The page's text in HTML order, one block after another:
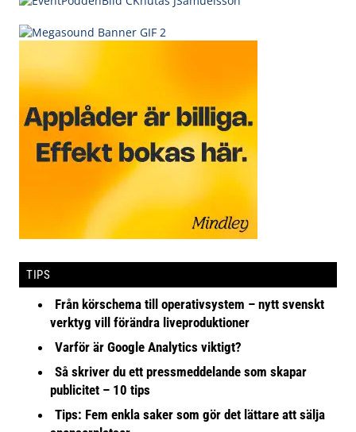
TIPS
Från körschema till operativsystem – nytt svenskt
verktyg vill förändra liveproduktioner
Varför är Google Analytics viktigt?
Så skriver du ett pressmeddelande som skapar
publicitet – 10 tips
Tips: Fem enkla saker som gör det lättare att sälja